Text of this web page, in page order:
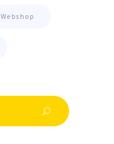
Webshop